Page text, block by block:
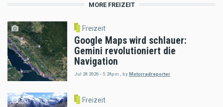
MORE FREIZEIT
Freizeit
Google Maps wird schlauer:
Gemini revolutioniert die
Navigation
Jul 24 2026 - 5:24pm byMotorradreporter
Freizeit